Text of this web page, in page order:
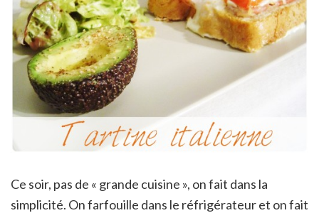
Ce soir, pas de « grande cuisine », on fait dans la
simplicité. On farfouille dans le réfrigérateur et on fait